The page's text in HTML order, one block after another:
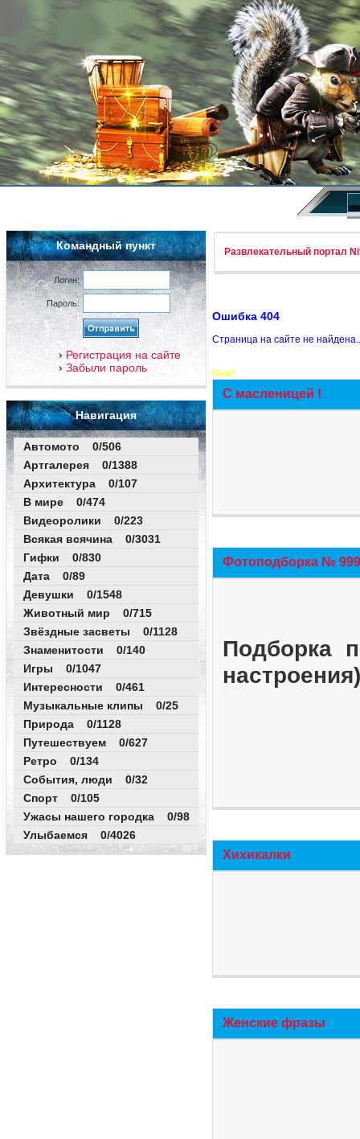
Командный пункт
Логин:
Пароль:
Регистрация на сайте
Забыли пароль
Навигация
Автомото 0/506
Артгалерея 0/1388
Архитектура 0/107
В мире 0/474
Видеоролики 0/223
Всякая всячина 0/3031
Гифки 0/830
Дата 0/89
Девушки 0/1548
Животный мир 0/715
Звёздные засветы 0/1128
Знаменитости 0/140
Игры 0/1047
Интересности 0/461
Музыкальные клипы 0/25
Природа 0/1128
Путешествуем 0/627
Ретро 0/134
События, люди 0/32
Спорт 0/105
Ужасы нашего городка 0/98
Улыбаемся 0/4026
Развлекательный портал
Ошибка 404
Страница на сайте не
New!
С масленицей !
Фотоподборка №
Подборка
Хихикалки
Женские фразы